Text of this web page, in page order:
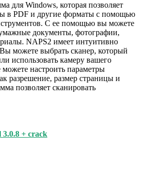
для Windows, которая позволяет
в PDF и другие форматы с помощью
С ее помощью вы можете
документы, фотографии,
NAPS2 имеет интуитивно
можете выбрать сканер, который
использовать камеру вашего
настроить параметры
разрешение, размер страницы и
позволяет сканировать
3.0.8 + crack